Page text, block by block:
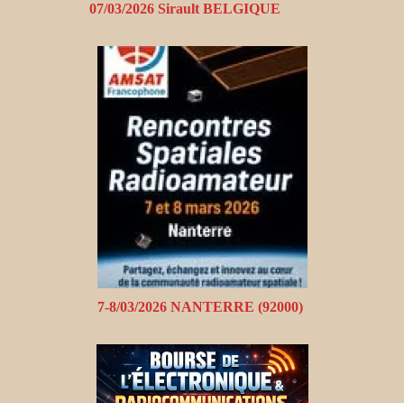
07/03/2026 Sirault BELGIQUE
7-8/03/2026 NANTERRE (92000)